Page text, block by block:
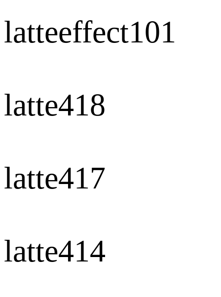
latteeffect101
latte418
latte417
latte414